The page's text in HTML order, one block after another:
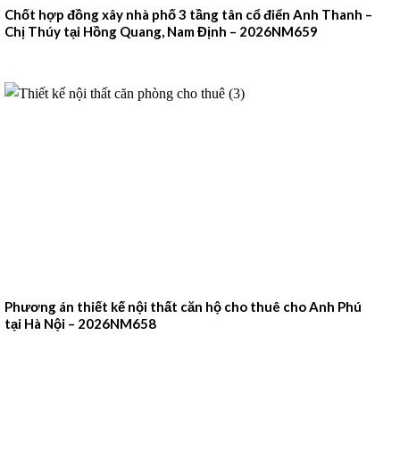
Chốt hợp đồng xây nhà phố 3 tầng tân cổ điển Anh Thanh –
Chị Thúy tại Hồng Quang, Nam Định – 2026NM659
Phương án thiết kế nội thất căn hộ cho thuê cho Anh Phú
tại Hà Nội – 2026NM658